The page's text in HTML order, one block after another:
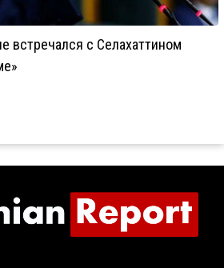
встречался с Селахаттином